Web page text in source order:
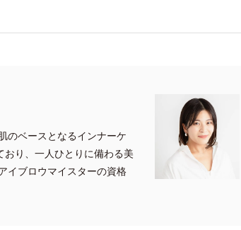
のベースとなるインナーケ
おり、一人ひとりに備わる美
イブロウマイスターの資格